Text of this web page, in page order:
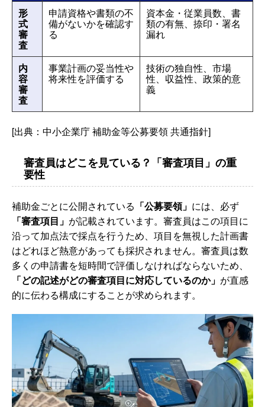
形
式
審
査
申請資格や書類の不
備がないかを確認す
る
資本金・従業員数、書
類の有無、捺印・署名
漏れ
内
容
審
査
事業計画の妥当性や
将来性を評価する
技術の独自性、市場
性、収益性、政策的意
義
[出典：中小企業庁 補助金等公募要領 共通指針]
審査員はどこを見ている？「審査項目」の重
要性
補助金ごとに公開されている 「公募要領」 には、必ず
「審査項目」 が記載されています。審査員はこの項目に
沿って加点法で採点を行うため、項目を無視した計画書
はどれほど熱意があっても採択されません。審査員は数
多くの申請書を短時間で評価しなければならないため、
「どの記述がどの審査項目に対応しているのか」 が直感
的に伝わる構成にすることが求められます。